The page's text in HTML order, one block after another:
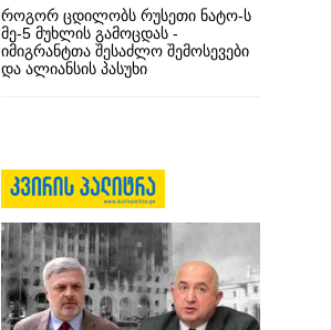
როგორ ცდილობს რუსეთი ნატო-ს
მე-5 მუხლის გამოცდას -
იმიგრანტთა შესაძლო შემოსევები
და ალიანსის პასუხი